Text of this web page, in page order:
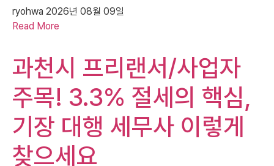
ryohwa 2026년 08월 09일
Read More
과천시 프리랜서/사업자
주목! 3.3% 절세의 핵심,
기장 대행 세무사 이렇게
찾으세요